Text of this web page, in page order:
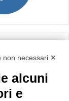
non necessari ✕
alcuni
e